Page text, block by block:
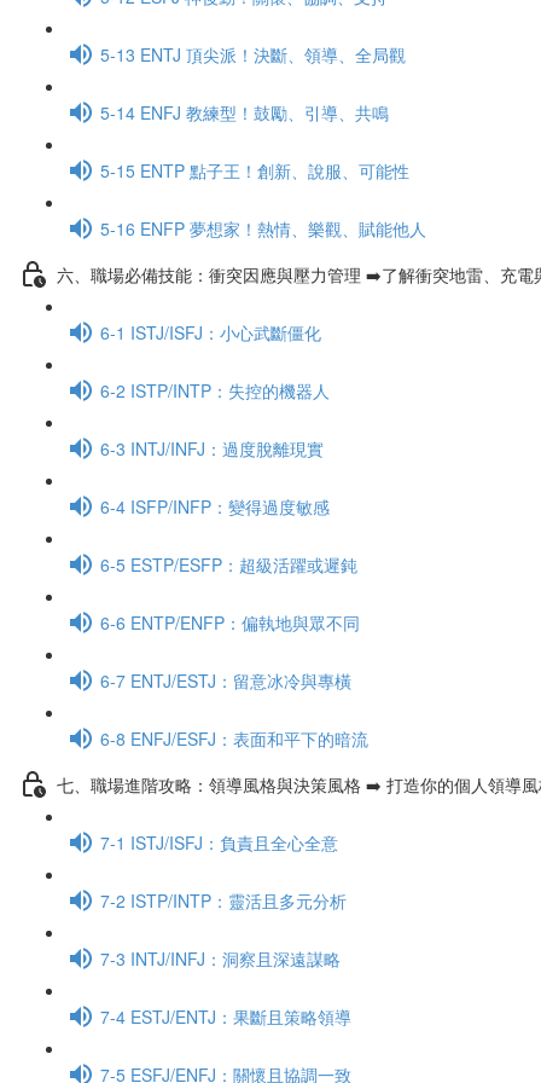
5-13 ENTJ 頂尖派！決斷、領導、全局觀
5-14 ENFJ 教練型！鼓勵、引導、共鳴
5-15 ENTP 點子王！創新、說服、可能性
5-16 ENFP 夢想家！熱情、樂觀、賦能他人
六、職場必備技能：衝突因應與壓力管理 ➡️了解衝突地雷、充電
6-1 ISTJ/ISFJ：小心武斷僵化
6-2 ISTP/INTP：失控的機器人
6-3 INTJ/INFJ：過度脫離現實
6-4 ISFP/INFP：變得過度敏感
6-5 ESTP/ESFP：超級活躍或遲鈍
6-6 ENTP/ENFP：偏執地與眾不同
6-7 ENTJ/ESTJ：留意冰冷與專橫
6-8 ENFJ/ESFJ：表面和平下的暗流
七、職場進階攻略：領導風格與決策風格 ➡️ 打造你的個人領導
7-1 ISTJ/ISFJ：負責且全心全意
7-2 ISTP/INTP：靈活且多元分析
7-3 INTJ/INFJ：洞察且深遠謀略
7-4 ESTJ/ENTJ：果斷且策略領導
7-5 ESFJ/ENFJ：關懷且協調一致